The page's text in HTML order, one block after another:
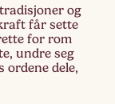
og
får sette
for rom
undre seg
ordene dele,